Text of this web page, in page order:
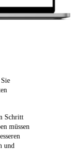
Schritt
müssen
und